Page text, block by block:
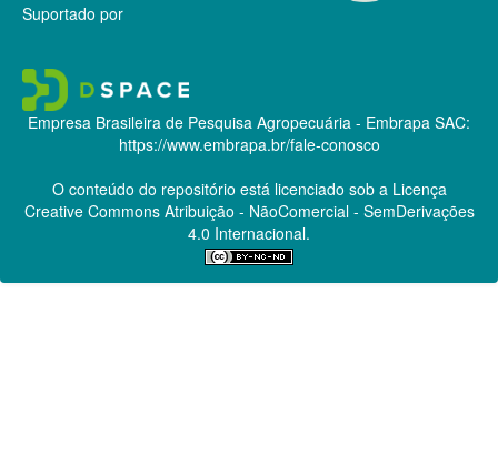
Suportado por
Empresa Brasileira de Pesquisa Agropecuária - Embrapa SAC:
https://www.embrapa.br/fale-conosco
O conteúdo do repositório está licenciado sob a Licença
Creative CommonsAtribuição - NãoComercial - SemDerivações
4.0 Internacional.